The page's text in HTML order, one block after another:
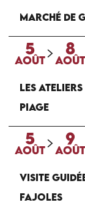
MARCHÉ DE
5
AOÛT
8
AOÛT
LES
PIAGE
5
AOÛT
9
AOÛT
VISITE
FAJOLES